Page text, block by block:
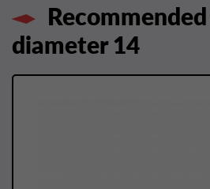
diameter 14